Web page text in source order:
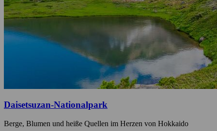
Daisetsuzan-Nationalpark
Berge, Blumen und heiße Quellen im Herzen von Hokkaido